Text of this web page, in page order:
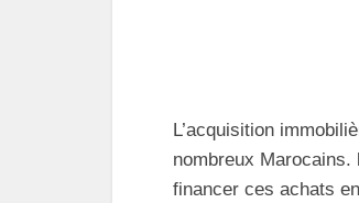
L’acquisition
nombreux Marocains.
financer ces achats